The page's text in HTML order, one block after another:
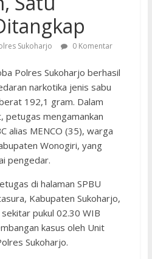
Sukoharjo 0 Komentar
Polres Sukoharjo berhasil
narkotika jenis sabu
192,1 gram. Dalam
petugas mengamankan
alias MENCO (35), warga
Wonogiri, yang
pengedar.
di halaman SPBU
Kabupaten Sukoharjo,
pukul 02.30 WIB
kasus oleh Unit
Sukoharjo.